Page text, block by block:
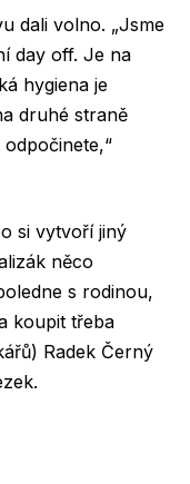
dali volno. „Jsme
day off. Je na
hygiena je
druhé straně
si vytvoří jiný
něco
s rodinou,
koupit třeba
Radek Černý